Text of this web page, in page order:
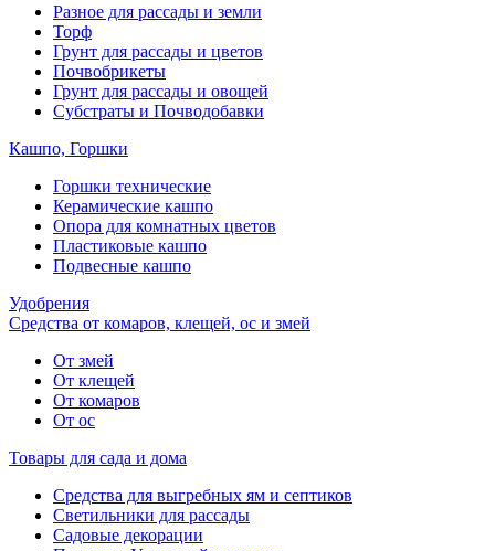
Разное для рассады и земли
Торф
Грунт для рассады и цветов
Почвобрикеты
Грунт для рассады и овощей
Субстраты и Почводобавки
Кашпо, Горшки
Горшки технические
Керамические кашпо
Опора для комнатных цветов
Пластиковые кашпо
Подвесные кашпо
Удобрения
Средства от комаров, клещей, ос и змей
От змей
От клещей
От комаров
От ос
Товары для сада и дома
Средства для выгребных ям и септиков
Светильники для рассады
Садовые декорации